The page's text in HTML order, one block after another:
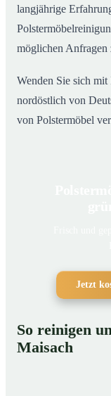
langjährige
möglichen Anfragen
Wenden Sie sich
nordöstlich von
von Polstermöbel
Jetzt
So reinigen
Maisach